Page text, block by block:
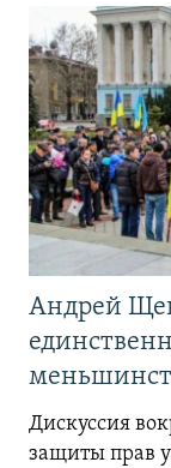
Андрей
Дискуссия
защиты прав